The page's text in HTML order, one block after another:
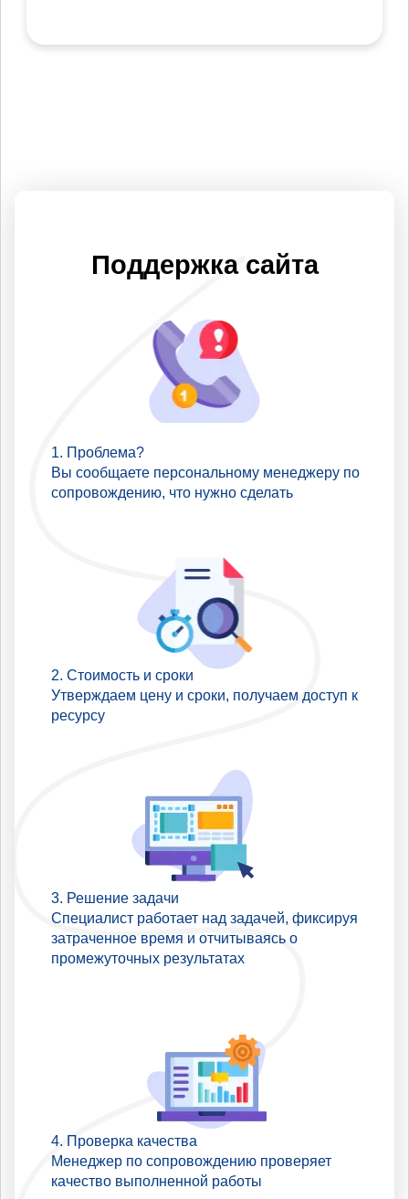
Поддержка сайта
Проблема?
Вы сообщаете персональному менеджеру по
сопровождению, что нужно сделать
Стоимость и сроки
Утверждаем цену и сроки, получаем доступ к
ресурсу
Решение задачи
Специалист работает над задачей, фиксируя
затраченное время и отчитываясь о
промежуточных результатах
Проверка качества
Менеджер по сопровождению проверяет
качество выполненной работы